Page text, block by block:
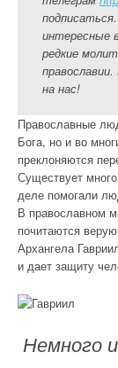
интересные
редкие
на нас!
Православные
Бога, но и во
преклоняются
Существует
деле помогали
В православном
почитаются
Архангела
и дает защиту
Немного